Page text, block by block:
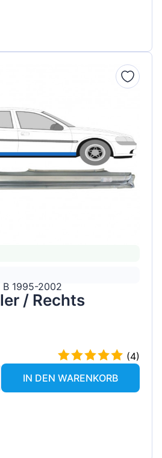
B 1995-2002
/ Rechts
(4)
IN DEN WARENKORB